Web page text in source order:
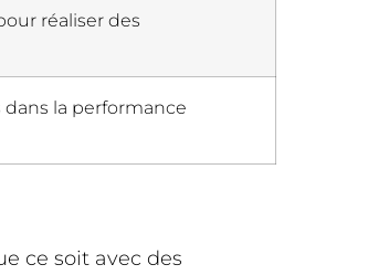
réaliser des
la performance
ce soit avec des